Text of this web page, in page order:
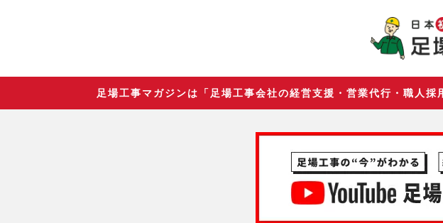
足場工事マガジンは「足場工事会社の経営支援・営業代行・職人